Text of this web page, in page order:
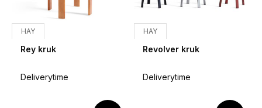
HAY
Rey kruk
Deliverytime
HAY
Revolver kruk
Deliverytime